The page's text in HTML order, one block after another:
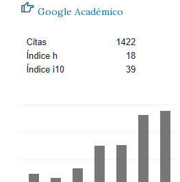
Google Académico